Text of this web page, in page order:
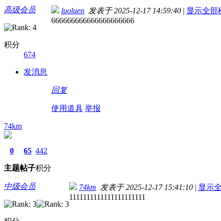
高级会员
积分
674
发消息
luoluen 发表于 2025-12-17 14:59:40 | 显示全部
666666666666666666666
回复
使用道具 举报
74km
0
主题
65
帖子
442
积分
中级会员 74km 发表于 2025-12-17 15:41:10 | 显示
1111111111111111111111